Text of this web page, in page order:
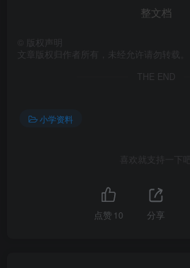
整文档
版权声明
文章版权归作者所有，未经允许请勿转载。
THE END
小学资料
喜欢就支持一下吧
点赞 10 分享